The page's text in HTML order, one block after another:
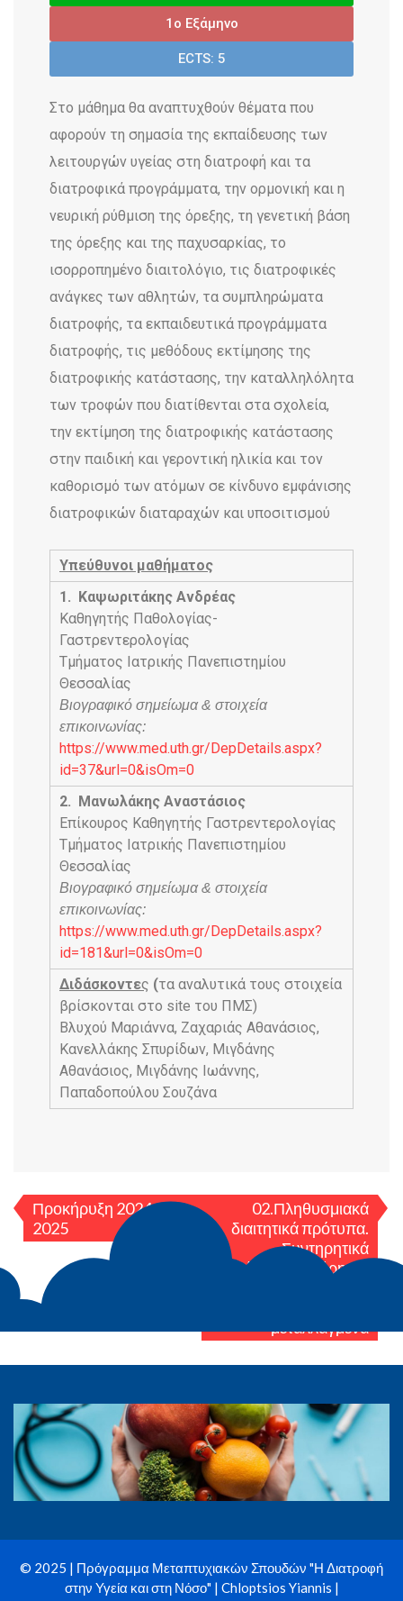
1o Εξάμηνο
ECTS: 5
Στο μάθημα θα αναπτυχθούν θέματα που
αφορούν τη σημασία της εκπαίδευσης των
λειτουργών υγείας στη διατροφή και τα
διατροφικά προγράμματα, την ορμονική και η
νευρική ρύθμιση της όρεξης, τη γενετική βάση
της όρεξης και της παχυσαρκίας, το
ισορροπημένο διαιτολόγιο, τις διατροφικές
ανάγκες των αθλητών, τα συμπληρώματα
διατροφής, τα εκπαιδευτικά προγράμματα
διατροφής, τις μεθόδους εκτίμησης της
διατροφικής κατάστασης, την καταλληλόλητα
των τροφών που διατίθενται στα σχολεία,
την εκτίμηση της διατροφικής κατάστασης
στην παιδική και γεροντική ηλικία και τον
καθορισμό των ατόμων σε κίνδυνο εμφάνισης
διατροφικών διαταραχών και υποσιτισμού
Υπεύθυνοι μαθήματος
1. Καψωριτάκης Ανδρέας
Καθηγητής Παθολογίας-
Γαστρεντερολογίας
Τμήματος Ιατρικής Πανεπιστημίου
Θεσσαλίας
Βιογραφικό σημείωμα & στοιχεία
επικοινωνίας:
https://www.med.uth.gr/DepDetails.aspx?
id=37&url=0&isOm=0
2. Μανωλάκης Αναστάσιος
Επίκουρος Καθηγητής Γαστρεντερολογίας
Τμήματος Ιατρικής Πανεπιστημίου
Θεσσαλίας
Βιογραφικό σημείωμα & στοιχεία
επικοινωνίας:
https://www.med.uth.gr/DepDetails.aspx?
id=181&url=0&isOm=0
Διδάσκοντες (τα αναλυτικά τους στοιχεία
βρίσκονται στο site του ΠΜΣ)
Βλυχού Μαριάννα, Ζαχαριάς Αθανάσιος,
Κανελλάκης Σπυρίδων, Μιγδάνης
Αθανάσιος, Μιγδάνης Ιωάννης,
Παπαδοπούλου Σουζάνα
Προκήρυξη 2024-
2025
02.Πληθυσμιακά
διαιτητικά πρότυπα.
Συντηρητικά
τροφίμων, συντήρηση,
μεταλλαγμένα
© 2025 | Πρόγραμμα Μεταπτυχιακών Σπουδών "Η Διατροφή
στην Υγεία και στη Νόσο" | Chloptsios Yiannis |